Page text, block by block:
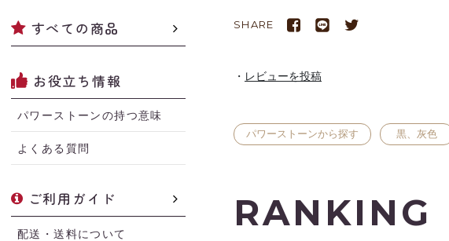
すべての商品
お役立ち情報
パワーストーンの持つ意味
よくある質問
ご利用ガイド
配送・送料について
SHARE
レビューを投稿
パワーストーンから探す 黒、灰色
RANKING